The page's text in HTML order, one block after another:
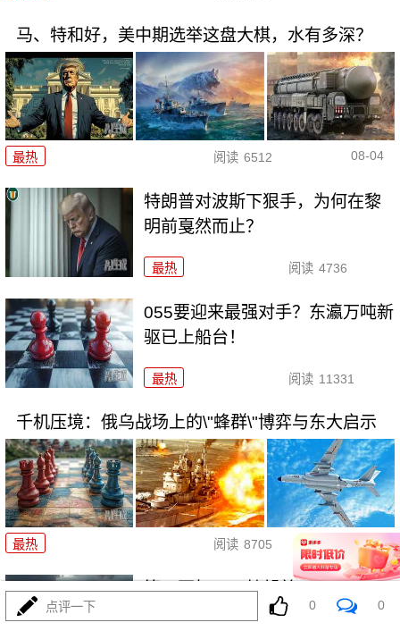
马、特和好，美中期选举这盘大棋，水有多深？
最热 阅读 6512 08-04
特朗普对波斯下狠手，为何在黎
明前戛然而止？
最热 阅读 4736
055要迎来最强对手？东瀛万吨新
驱已上船台！
最热 阅读 11331
千机压境：俄乌战场上的\"蜂群\"博弈与东大启示
最热 阅读 8705 08-04
算了不打了？特朗普这脚刹车，
把全世界都晃吐了
点评一下 0 0